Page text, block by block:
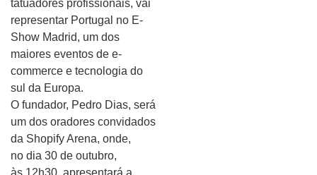
tatuadores profissionais, vai
representar Portugal no E-
Show Madrid, um dos
maiores eventos de e-
commerce e tecnologia do
sul da Europa.
O fundador, Pedro Dias, será
um dos oradores convidados
da Shopify Arena, onde,
no dia 30 de outubro,
às 12h30, apresentará a